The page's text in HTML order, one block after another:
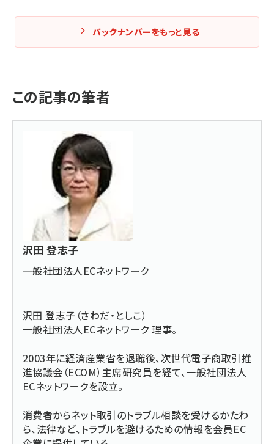
バックナンバーをもっと見る
この記事の筆者
沢田 登志子
一般社団法人ECネットワーク
沢田 登志子（さわだ・としこ）
一般社団法人ECネットワーク 理事。
2003年に経済産業省を退職後、次世代電子商取引推
進協議会（ECOM）主席研究員を経て、一般社団法人
ECネットワークを設立。
消費者からネット取引のトラブル相談を受けるかたわ
ら、法律など、トラブルを避けるための情報を会員EC